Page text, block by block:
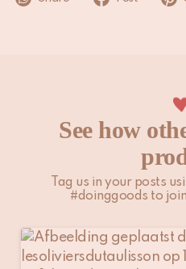
See how
Tag us in your posts
#doinggoods to